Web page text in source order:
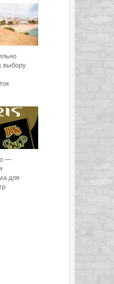
выбору
—
для